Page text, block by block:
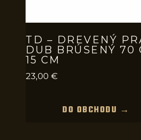
TD – DREVENÝ
DUB BRÚSENÝ 70
15 CM
23,00 €
DO OBCHODU →